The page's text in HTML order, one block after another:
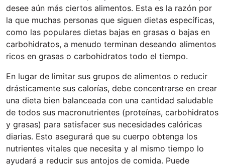
desee aún más ciertos alimentos. Esta es la razón por
la que muchas personas que siguen dietas específicas,
como las populares dietas bajas en grasas o bajas en
carbohidratos, a menudo terminan deseando alimentos
ricos en grasas o carbohidratos todo el tiempo.
En lugar de limitar sus grupos de alimentos o reducir
drásticamente sus calorías, debe concentrarse en crear
una dieta bien balanceada con una cantidad saludable
de todos sus macronutrientes (proteínas, carbohidratos
y grasas) para satisfacer sus necesidades calóricas
diarias. Esto asegurará que su cuerpo obtenga los
nutrientes vitales que necesita y al mismo tiempo lo
ayudará a reducir sus antojos de comida. Puede